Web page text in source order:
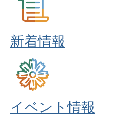
新着情報
イベント情報